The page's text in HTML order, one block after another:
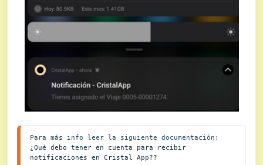
¿Qué debo tener en cuenta para recibir
notificaciones en Cristal App??